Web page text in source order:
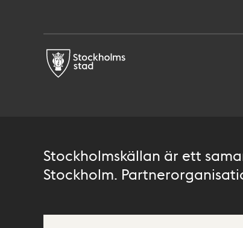
Stockholmskällan är ett
Stockholm.